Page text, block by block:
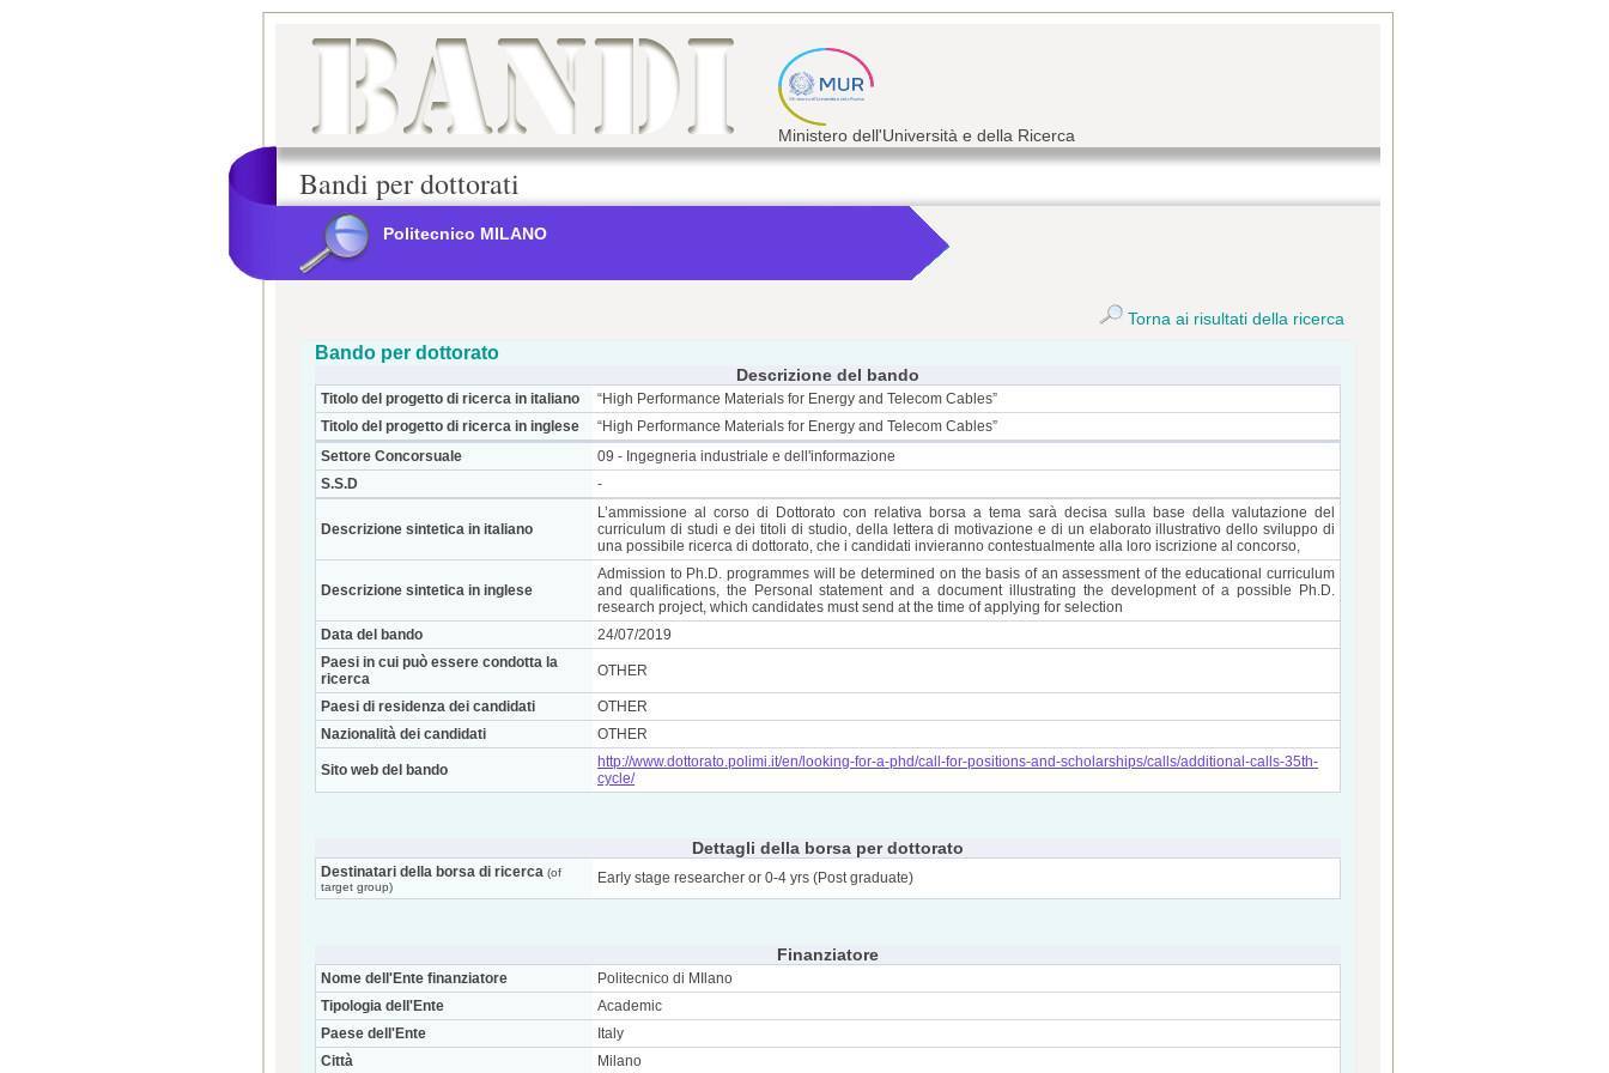
Ministero dell'Università e della Ricerca
Bandi per dottorati
Politecnico MILANO
Torna ai risultati della ricerca
Bando per dottorato
Descrizione del bando
Titolo del progetto di ricerca in italiano
“High Performance Materials for Energy and Telecom Cables”
Titolo del progetto di ricerca in inglese
“High Performance Materials for Energy and Telecom Cables”
Settore Concorsuale
09 - Ingegneria industriale e dell'informazione
S.S.D
-
Descrizione sintetica in italiano
L’ammissione al corso di Dottorato con relativa borsa a tema sarà decisa sulla base della valutazione del
curriculum di studi e dei titoli di studio, della lettera di motivazione e di un elaborato illustrativo dello sviluppo di
una possibile ricerca di dottorato, che i candidati invieranno contestualmente alla loro iscrizione al concorso,
Descrizione sintetica in inglese
Admission to Ph.D. programmes will be determined on the basis of an assessment of the educational curriculum
and qualifications, the Personal statement and a document illustrating the development of a possible Ph.D.
research project, which candidates must send at the time of applying for selection
Data del bando
24/07/2019
Paesi in cui può essere condotta la
ricerca
OTHER
Paesi di residenza dei candidati
OTHER
Nazionalità dei candidati
OTHER
Sito web del bando
http://www.dottorato.polimi.it/en/looking-for-a-phd/call-for-positions-and-scholarships/calls/additional-calls-35th-
cycle/
Dettagli della borsa per dottorato
Destinatari della borsa di ricerca (of
target group)
Early stage researcher or 0-4 yrs (Post graduate)
Finanziatore
Nome dell'Ente finanziatore
Politecnico di MIlano
Tipologia dell'Ente
Academic
Paese dell'Ente
Italy
Città
Milano